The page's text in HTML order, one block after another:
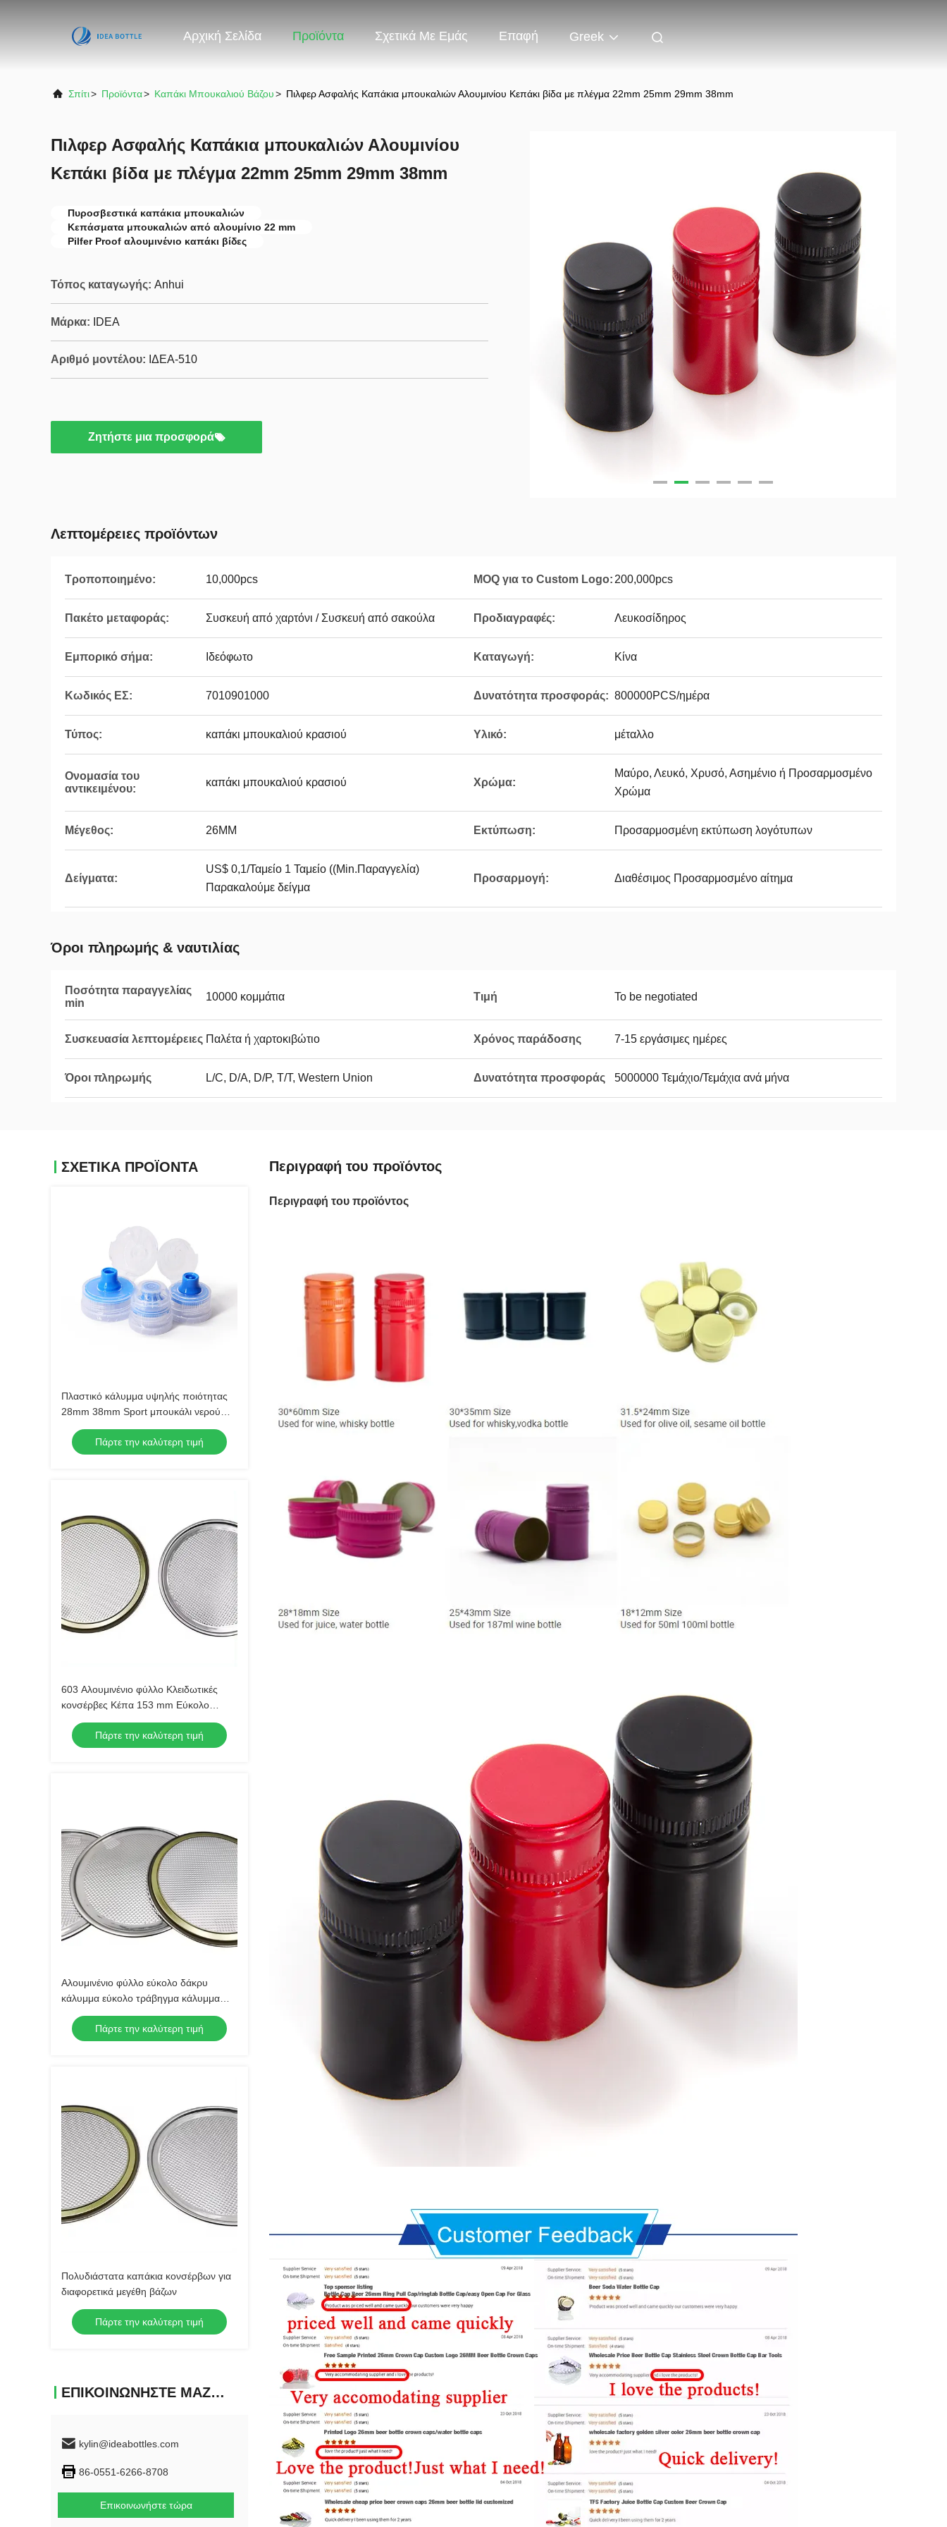
Αρχική Σελίδα Προϊόντα Σχετικά Με Εμάς Επαφή Greek
Σπίτι> Προϊόντα> Καπάκι Μπουκαλιού Βάζου> Πιλφερ Ασφαλής Καπάκια μπουκαλιών Αλουμινίου Κεπάκι βίδα με πλέγμα 22mm 25mm 29mm 38mm
Πιλφερ Ασφαλής Καπάκια μπουκαλιών Αλουμινίου
Κεπάκι βίδα με πλέγμα 22mm 25mm 29mm 38mm
Πυροσβεστικά καπάκια μπουκαλιών
Κεπάσματα μπουκαλιών από αλουμίνιο 22 mm
Pilfer Proof αλουμινένιο καπάκι βίδες
Τόπος καταγωγής: Anhui
Μάρκα: IDEA
Αριθμό μοντέλου: ΙΔΕΑ-510
Ζητήστε μια προσφορά
Λεπτομέρειες προϊόντων
Τροποποιημένο: 10,000pcs MOQ για το Custom Logo: 200,000pcs
Πακέτο μεταφοράς: Συσκευή από χαρτόνι / Συσκευή από σακούλα Προδιαγραφές: Λευκοσίδηρος
Εμπορικό σήμα: Ιδεόφωτο Καταγωγή: Κίνα
Κωδικός ΕΣ: 7010901000 Δυνατότητα προσφοράς: 800000PCS/ημέρα
Τύπος: καπάκι μπουκαλιού κρασιού Υλικό: μέταλλο
Ονομασία του
αντικειμένου:
καπάκι μπουκαλιού κρασιού Χρώμα:
Μαύρο, Λευκό, Χρυσό, Ασημένιο ή Προσαρμοσμένο
Χρώμα
Μέγεθος: 26MM Εκτύπωση: Προσαρμοσμένη εκτύπωση λογότυπων
Δείγματα:
US$ 0,1/Ταμείο 1 Ταμείο ((Min.Παραγγελία)
Παρακαλούμε δείγμα
Προσαρμογή: Διαθέσιμος Προσαρμοσμένο αίτημα
Όροι πληρωμής & ναυτιλίας
Ποσότητα παραγγελίας
min
10000 κομμάτια Τιμή To be negotiated
Συσκευασία λεπτομέρειες Παλέτα ή χαρτοκιβώτιο Χρόνος παράδοσης 7-15 εργάσιμες ημέρες
Όροι πληρωμής L/C, D/A, D/P, T/T, Western Union Δυνατότητα προσφοράς 5000000 Τεμάχιο/Τεμάχια ανά μήνα
ΣΧΕΤΙΚΑ ΠΡΟΪΟΝΤΑ
Πλαστικό κάλυμμα υψηλής ποιότητας
28mm 38mm Sport μπουκάλι νερού
πλαστικό Flip Top κάλυμμα
Πάρτε την καλύτερη τιμή
603 Αλουμινένιο φύλλο Κλειδωτικές
κονσέρβες Κέπα 153 mm Εύκολο
ξεφλουδίσμα άκρων
Πάρτε την καλύτερη τιμή
Αλουμινένιο φύλλο εύκολο δάκρυ
κάλυμμα εύκολο τράβηγμα κάλυμμα
κουτί κάλυμμα αξεσουάρ
Πάρτε την καλύτερη τιμή
Πολυδιάστατα καπάκια κονσέρβων για
διαφορετικά μεγέθη βάζων
Πάρτε την καλύτερη τιμή
ΕΠΙΚΟΙΝΩΝΉΣΤΕ ΜΑΖΊ ΜΑΣ
kylin@ideabottles.com
86-0551-6266-8708
Επικοινωνήστε τώρα
Περιγραφή του προϊόντος
Περιγραφή του προϊόντος